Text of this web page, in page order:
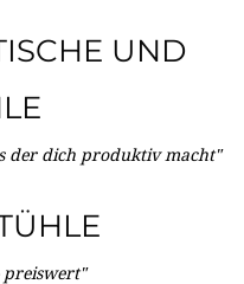
UND
der dich produktiv macht"
preiswert"